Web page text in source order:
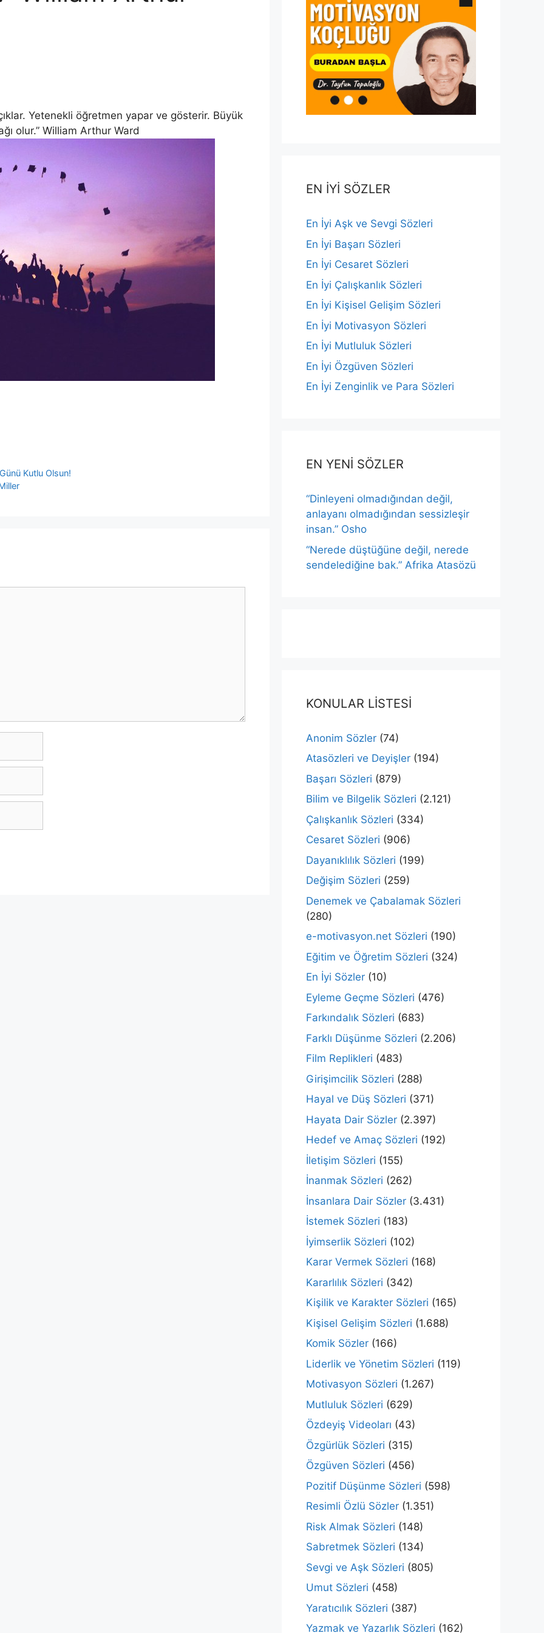
Yetenekli öğretmen yapar ve gösterir. Büyük
olur.” William Arthur Ward
Kutlu Olsun!
EN İYİ SÖZLER
En İyi Aşk ve Sevgi Sözleri
En İyi Başarı Sözleri
En İyi Cesaret Sözleri
En İyi Çalışkanlık Sözleri
En İyi Kişisel Gelişim Sözleri
En İyi Motivasyon Sözleri
En İyi Mutluluk Sözleri
En İyi Özgüven Sözleri
En İyi Zenginlik ve Para Sözleri
EN YENİ SÖZLER
“Dinleyeni olmadığından değil,
anlayanı olmadığından sessizleşir
insan.” Osho
“Nerede düştüğüne değil, nerede
sendelediğine bak.” Afrika Atasözü
KONULAR LİSTESİ
Anonim Sözler (74)
Atasözleri ve Deyişler (194)
Başarı Sözleri (879)
Bilim ve Bilgelik Sözleri (2.121)
Çalışkanlık Sözleri (334)
Cesaret Sözleri (906)
Dayanıklılık Sözleri (199)
Değişim Sözleri (259)
Denemek ve Çabalamak Sözleri
(280)
e-motivasyon.net Sözleri (190)
Eğitim ve Öğretim Sözleri (324)
En İyi Sözler (10)
Eyleme Geçme Sözleri (476)
Farkındalık Sözleri (683)
Farklı Düşünme Sözleri (2.206)
Film Replikleri (483)
Girişimcilik Sözleri (288)
Hayal ve Düş Sözleri (371)
Hayata Dair Sözler (2.397)
Hedef ve Amaç Sözleri (192)
İletişim Sözleri (155)
İnanmak Sözleri (262)
İnsanlara Dair Sözler (3.431)
İstemek Sözleri (183)
İyimserlik Sözleri (102)
Karar Vermek Sözleri (168)
Kararlılık Sözleri (342)
Kişilik ve Karakter Sözleri (165)
Kişisel Gelişim Sözleri (1.688)
Komik Sözler (166)
Liderlik ve Yönetim Sözleri (119)
Motivasyon Sözleri (1.267)
Mutluluk Sözleri (629)
Özdeyiş Videoları (43)
Özgürlük Sözleri (315)
Özgüven Sözleri (456)
Pozitif Düşünme Sözleri (598)
Resimli Özlü Sözler (1.351)
Risk Almak Sözleri (148)
Sabretmek Sözleri (134)
Sevgi ve Aşk Sözleri (805)
Umut Sözleri (458)
Yaratıcılık Sözleri (387)
Yazmak ve Yazarlık Sözleri (162)